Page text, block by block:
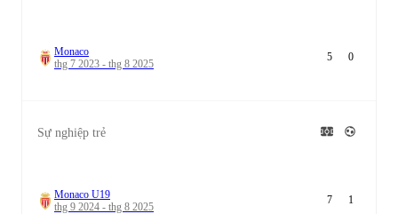
Monaco
thg 7 2023 - thg 8 2025
5 0
Sự nghiệp trẻ
Monaco U19
thg 9 2024 - thg 8 2025
7 1